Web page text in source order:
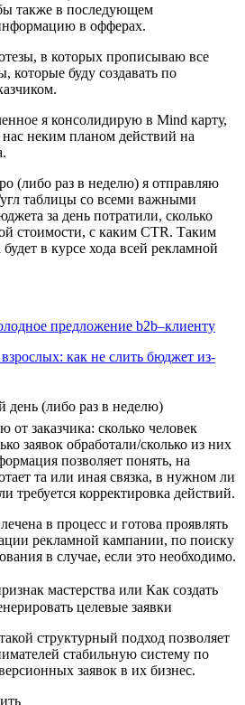
также в последующем
в офферах.
в которых прописываю все
которые буду создавать по
я консолидирую в Mind карту,
нас неким планом действий на
(либо раз в неделю) я отправляю
таблицы со всеми важными
за день потратили, сколько
стоимости, с каким CTR. Таким
будет в курсе хода всей рекламной
предложение b2b–клиенту
как не слить бюджет из-
день (либо раз в неделю)
заказчика: сколько человек
заявок обработали/сколько из них
позволяет понять, на
та или иная связка, в нужном ли
требуется корректировка действий.
в процесс и готова проявлять
рекламной кампании, по поиску
в случае, если это необходимо.
структурный подход позволяет
стабильную систему по
заявок в их бизнес.